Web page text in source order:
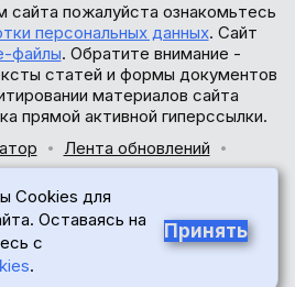
сайта пожалуйста ознакомьтесь
персональных данных. Сайт
файлы. Обратите внимание -
статей и формы документов
материалов сайта
прямой активной гиперссылки.
Лента обновлений
© 2017-2026
18+
Cookies для
Оставаясь на
с
.
Принять